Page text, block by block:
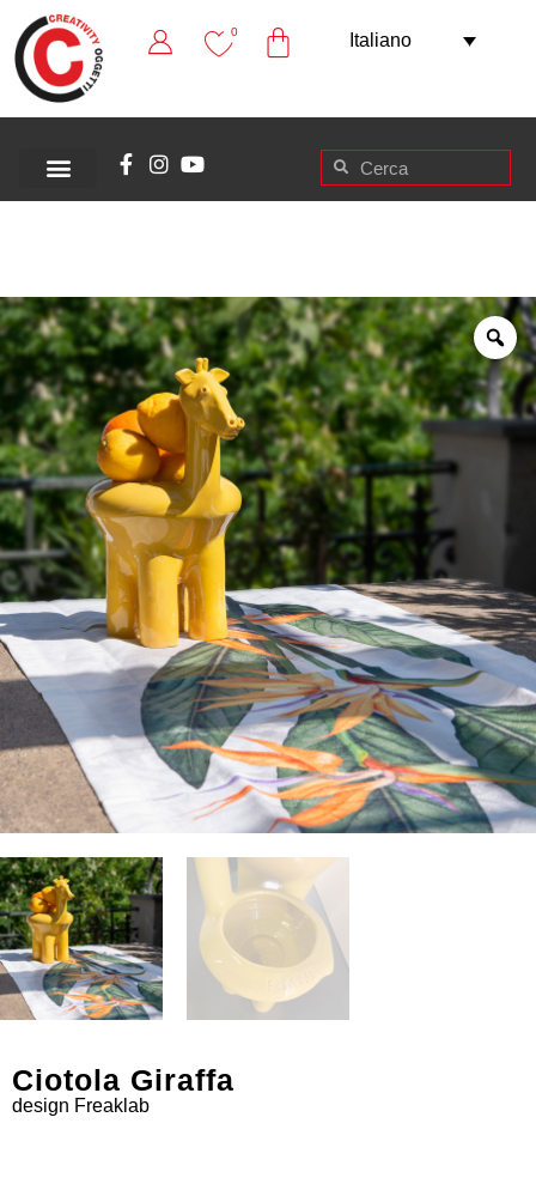
0 Italiano
Ciotola Giraffa
design Freaklab